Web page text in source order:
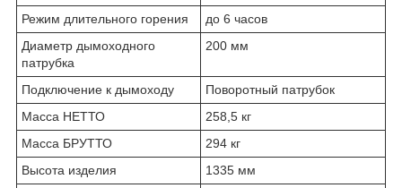
Режим длительного горения
до 6 часов
Диаметр дымоходного
патрубка
200 мм
Подключение к дымоходу
Поворотный патрубок
Масса НЕТТО
258,5 кг
Масса БРУТТО
294 кг
Высота изделия
1335 мм